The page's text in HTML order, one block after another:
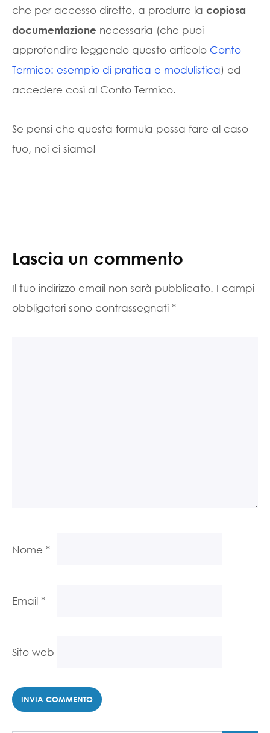
che per accesso diretto, a produrre la copiosa
documentazione necessaria (che puoi
approfondire leggendo questo articolo Conto
Termico: esempio di pratica e modulistica) ed
accedere così al Conto Termico.
Se pensi che questa formula possa fare al caso
tuo, noi ci siamo!
Lascia un commento
Il tuo indirizzo email non sarà pubblicato. I campi
obbligatori sono contrassegnati *
Nome *
Email *
Sito web